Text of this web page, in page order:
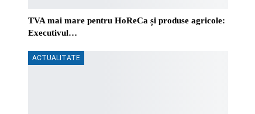
TVA mai mare pentru HoReCa și produse agricole:
Executivul…
ACTUALITATE